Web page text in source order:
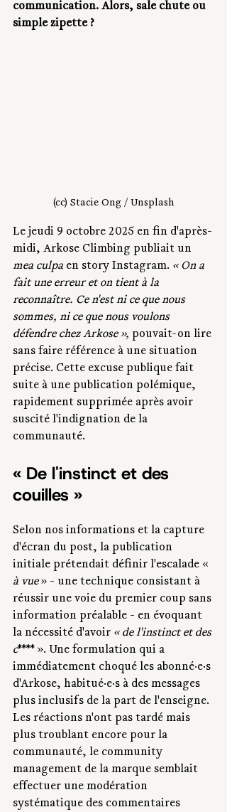
communication. Alors, sale chute ou
simple zipette ?
(cc) Stacie Ong / Unsplash
Le jeudi 9 octobre 2025 en fin d'après-
midi, Arkose Climbing publiait un
mea culpa en story Instagram. « On a
fait une erreur et on tient à la
reconnaître. Ce n'est ni ce que nous
sommes, ni ce que nous voulons
défendre chez Arkose », pouvait-on lire
sans faire référence à une situation
précise. Cette excuse publique fait
suite à une publication polémique,
rapidement supprimée après avoir
suscité l'indignation de la
communauté.
« De l'instinct et des
couilles »
Selon nos informations et la capture
d'écran du post, la publication
initiale prétendait définir l'escalade «
à vue » - une technique consistant à
réussir une voie du premier coup sans
information préalable - en évoquant
la nécessité d'avoir « de l'instinct et des
c**** ». Une formulation qui a
immédiatement choqué les abonné·e·s
d'Arkose, habitué·e·s à des messages
plus inclusifs de la part de l'enseigne.
Les réactions n'ont pas tardé mais
plus troublant encore pour la
communauté, le community
management de la marque semblait
effectuer une modération
systématique des commentaires